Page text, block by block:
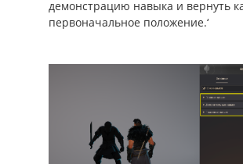
демонстрацию навыка и вернуть
первоначальное положение.‘